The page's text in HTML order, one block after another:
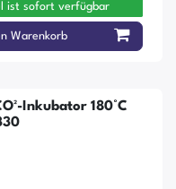
ist sofort verfügbar
Warenkorb
Inkubator 180°C